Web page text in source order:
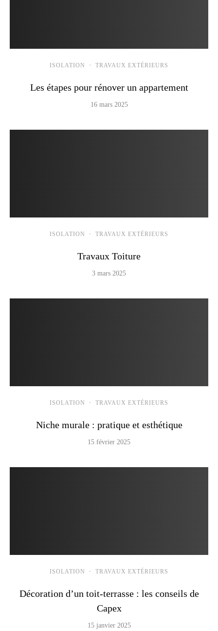
ISOLATION · TRAVAUX EXTÉRIEURS
Les étapes pour rénover un appartement
16 mars 2025
ISOLATION · TRAVAUX EXTÉRIEURS
Travaux Toiture
3 mars 2025
ISOLATION · TRAVAUX EXTÉRIEURS
Niche murale : pratique et esthétique
15 février 2025
ISOLATION · TRAVAUX EXTÉRIEURS
Décoration d’un toit-terrasse : les conseils de
Capex
15 janvier 2025